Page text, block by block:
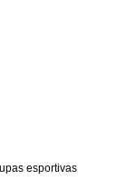
esportivas